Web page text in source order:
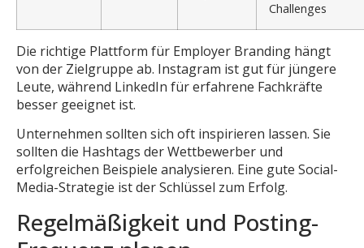
Challenges
Die richtige Plattform für Employer Branding hängt
von der Zielgruppe ab. Instagram ist gut für jüngere
Leute, während LinkedIn für erfahrene Fachkräfte
besser geeignet ist.
Unternehmen sollten sich oft inspirieren lassen. Sie
sollten die Hashtags der Wettbewerber und
erfolgreichen Beispiele analysieren. Eine gute Social-
Media-Strategie ist der Schlüssel zum Erfolg.
Regelmäßigkeit und Posting-